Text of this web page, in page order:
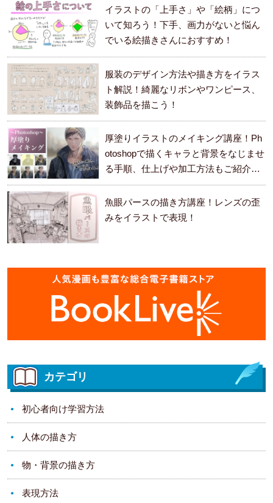
イラストの「上手さ」や「絵柄」につ
いて知ろう！下手、画力がないと悩ん
でいる絵描きさんにおすすめ！
服装のデザイン方法や描き方をイラス
ト解説！綺麗なリボンやワンピース、
装飾品を描こう！
厚塗りイラストのメイキング講座！Ph
otoshopで描くキャラと背景をなじませ
る手順、仕上げや加工方法もご紹介し
ます。
魚眼パースの描き方講座！レンズの歪
みをイラストで表現！
カテゴリ
初心者向け学習方法
人体の描き方
物・背景の描き方
表現方法